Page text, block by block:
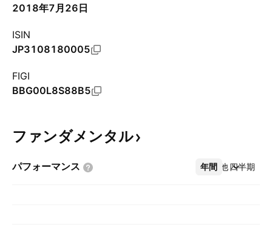
2018年7月26日
ISIN
JP3108180005
FIGI
BBG00L8S88B5
ファンダメンタル
パフォーマンス 年間 四半期
その他